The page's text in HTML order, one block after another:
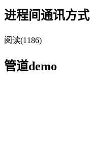
进程间通讯方式
阅读(1186)
管道demo